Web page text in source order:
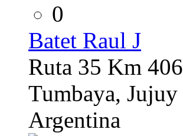
0
Batet Raul J
Ruta 35 Km 406
Tumbaya, Jujuy
Argentina